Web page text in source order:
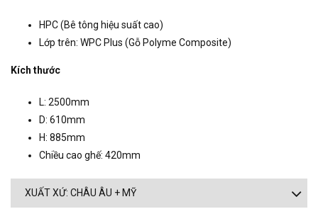
HPC (Bê tông hiệu suất cao)
Lớp trên: WPC Plus (Gỗ Polyme Composite)
Kích thước
L: 2500mm
D: 610mm
H: 885mm
Chiều cao ghế: 420mm
XUẤT XỨ: CHÂU ÂU + MỸ